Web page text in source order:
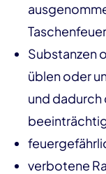
Substanzen
üblen oder
und dadurch
verbotene